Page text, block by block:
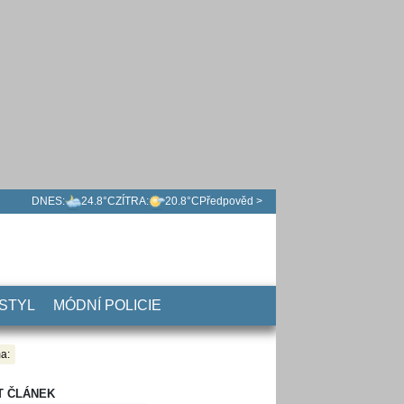
DNES: 24.8°CZÍTRA: 20.8°C Předpověd >
MÓDNÍ POLICIE
ČLÁNEK